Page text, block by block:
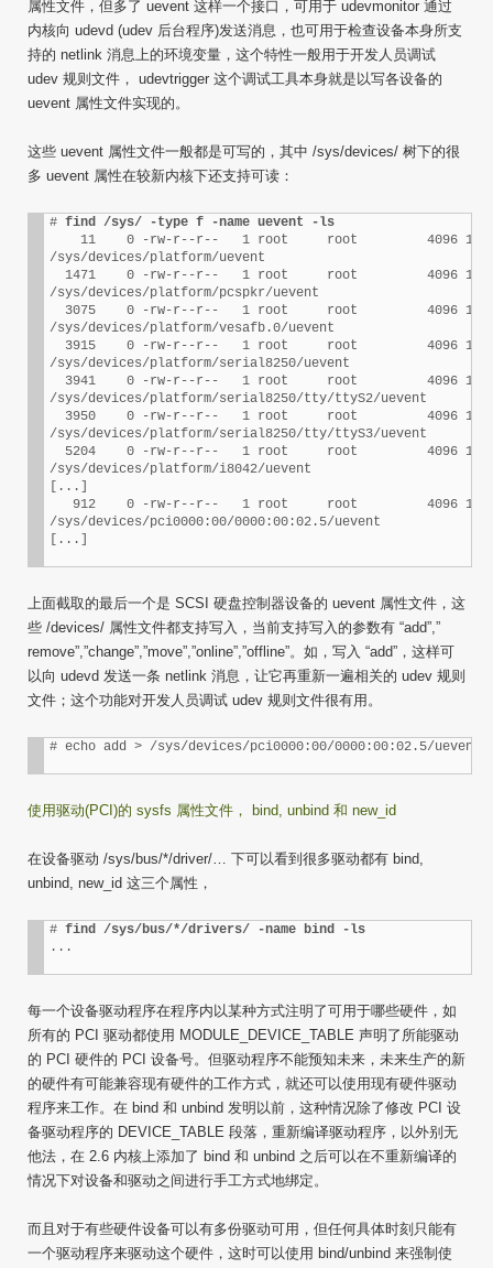
属性文件，但多了 uevent 这样一个接口，可用于 udevmonitor 通过
内核向 udevd (udev 后台程序)发送消息，也可用于检查设备本身所支
持的 netlink 消息上的环境变量，这个特性一般用于开发人员调试
udev 规则文件， udevtrigger 这个调试工具本身就是以写各设备的
uevent 属性文件实现的。
这些 uevent 属性文件一般都是可写的，其中 /sys/devices/ 树下的很
多 uevent 属性在较新内核下还支持可读：
# find /sys/ -type f -name uevent -ls
11    0 -rw-r--r--   1 root     root         4096 12
/sys/devices/platform/uevent
1471    0 -rw-r--r--   1 root     root         4096 12
/sys/devices/platform/pcspkr/uevent
3075    0 -rw-r--r--   1 root     root         4096 12
/sys/devices/platform/vesafb.0/uevent
3915    0 -rw-r--r--   1 root     root         4096 12
/sys/devices/platform/serial8250/uevent
3941    0 -rw-r--r--   1 root     root         4096 12
/sys/devices/platform/serial8250/tty/ttyS2/uevent
3950    0 -rw-r--r--   1 root     root         4096 12
/sys/devices/platform/serial8250/tty/ttyS3/uevent
5204    0 -rw-r--r--   1 root     root         4096 12
/sys/devices/platform/i8042/uevent
[...]
912    0 -rw-r--r--   1 root     root         4096 12
/sys/devices/pci0000:00/0000:00:02.5/uevent
上面截取的最后一个是 SCSI 硬盘控制器设备的 uevent 属性文件，这
些 /devices/ 属性文件都支持写入，当前支持写入的参数有 “add”,”
remove”,”change”,”move”,”online”,”offline”。如，写入 “add”，这样可
以向 udevd 发送一条 netlink 消息，让它再重新一遍相关的 udev 规则
文件；这个功能对开发人员调试 udev 规则文件很有用。
使用驱动(PCI)的 sysfs 属性文件， bind, unbind 和 new_id
在设备驱动 /sys/bus/*/driver/… 下可以看到很多驱动都有 bind,
unbind, new_id 这三个属性，
# find /sys/bus/*/drivers/ -name bind -ls
...
每一个设备驱动程序在程序内以某种方式注明了可用于哪些硬件，如
所有的 PCI 驱动都使用 MODULE_DEVICE_TABLE 声明了所能驱动
的 PCI 硬件的 PCI 设备号。但驱动程序不能预知未来，未来生产的新
的硬件有可能兼容现有硬件的工作方式，就还可以使用现有硬件驱动
程序来工作。在 bind 和 unbind 发明以前，这种情况除了修改 PCI 设
备驱动程序的 DEVICE_TABLE 段落，重新编译驱动程序，以外别无
他法，在 2.6 内核上添加了 bind 和 unbind 之后可以在不重新编译的
情况下对设备和驱动之间进行手工方式地绑定。
而且对于有些硬件设备可以有多份驱动可用，但任何具体时刻只能有
一个驱动程序来驱动这个硬件，这时可以使用 bind/unbind 来强制使